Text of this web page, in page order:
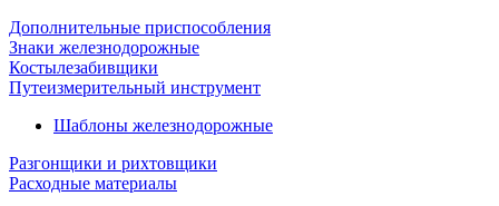
Дополнительные приспособления
Знаки железнодорожные
Костылезабивщики
Путеизмерительный инструмент
Шаблоны железнодорожные
Разгонщики и рихтовщики
Расходные материалы